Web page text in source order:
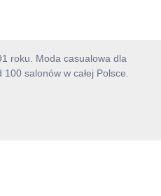
roku. Moda casualowa dla
salonów w całej Polsce.